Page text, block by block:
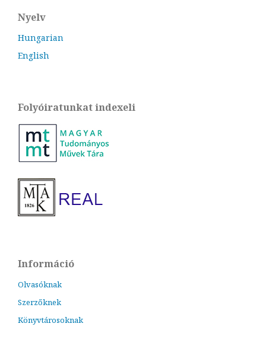
Nyelv
Hungarian
English
Folyóiratunkat indexeli
Információ
Olvasóknak
Szerzőknek
Könyvtárosoknak